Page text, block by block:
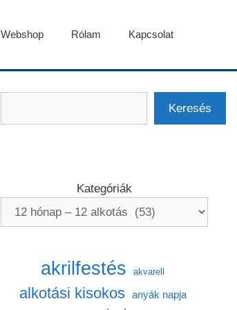
Webshop Rólam Kapcsolat
Keresés
Kategóriák
akrilfestés akvarell
alkotási kisokos anyák napja